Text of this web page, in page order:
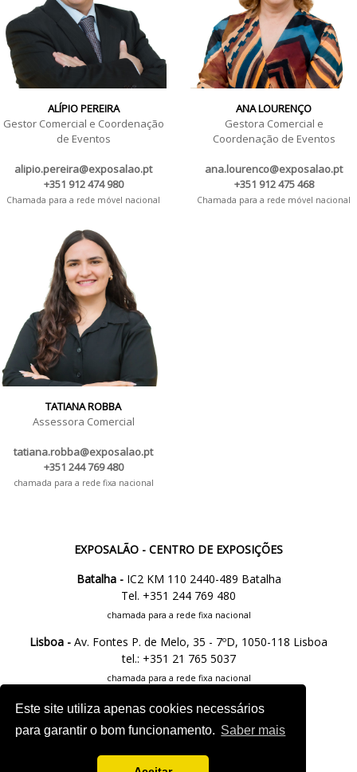
Este site utiliza apenas cookies necessários
para garantir o bom funcionamento. Saber mais
ALÍPIO PEREIRA
Gestor Comercial e Coordenação
de Eventos
alipio.pereira@exposalao.pt
+351 912 474 980
Chamada para a rede móvel nacional
ANA LOURENÇO
Gestora Comercial e
Coordenação de Eventos
ana.lourenco@exposalao.pt
+351 912 475 468
Chamada para a rede móvel nacional
TATIANA ROBBA
Assessora Comercial
tatiana.robba@exposalao.pt
+351 244 769 480
chamada para a rede fixa nacional
EXPOSALÃO - CENTRO DE EXPOSIÇÕES
Batalha -IC2 KM 110 2440-489 Batalha
Tel. +351 244 769 480
chamada para a rede fixa nacional
Lisboa - Av. Fontes P. de Melo, 35 - 7ºD, 1050-118 Lisboa
tel.: +351 21 765 5037
chamada para a rede fixa nacional